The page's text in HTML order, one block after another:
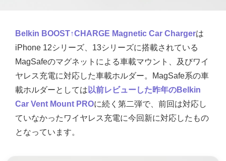
Belkin BOOST↑CHARGE Magnetic Car Chargerは
iPhone 12シリーズ、13シリーズに搭載されている
MagSafeのマグネットによる車載マウント、及びワイ
ヤレス充電に対応した車載ホルダー。MagSafe系の車
載ホルダーとしては 以前レビューした昨年のBelkin
Car Vent Mount PROに続く第二弾で、前回は対応し
ていなかったワイヤレス充電に今回新に対応したもの
となっています。